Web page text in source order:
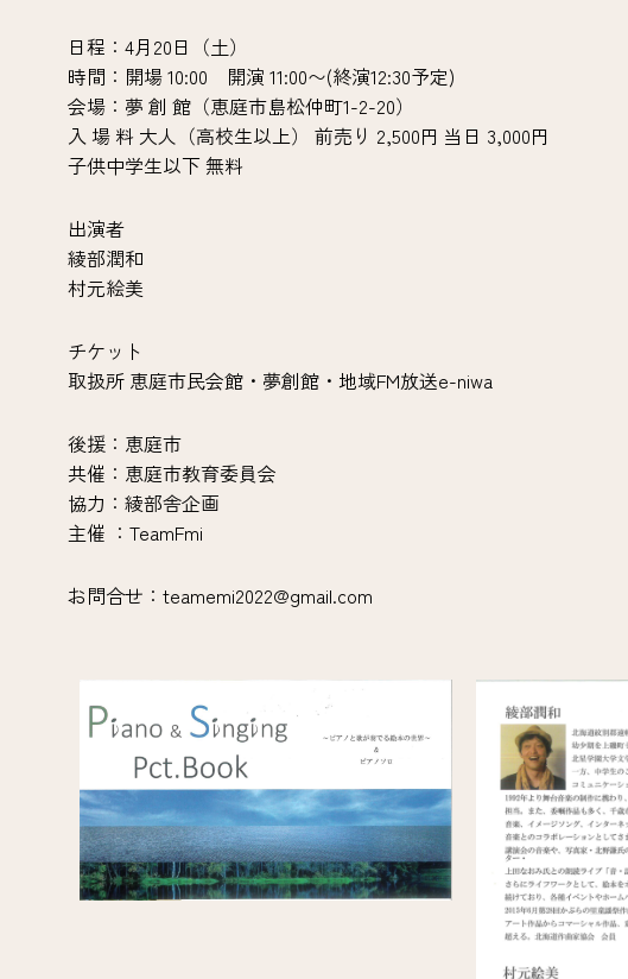
日程：4月20日（土）
時間：開場 10:00 開演 11:00〜(終演12:30予定)
会場：夢 創 館（恵庭市島松仲町1-2-20）
入 場 料 大人（高校生以上） 前売り 2,500円 当日 3,000円
子供中学生以下 無料
出演者
綾部潤和
村元絵美
チケット
取扱所 恵庭市民会館・夢創館・地域FM放送e-niwa
後援：恵庭市
共催：恵庭市教育委員会
協力：綾部舎企画
主催 ：TeamFmi
お問合せ：teamemi2022@gmail.com